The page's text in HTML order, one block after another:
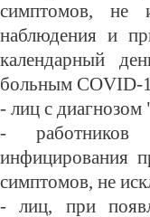
симптомов, не
наблюдения и
календарный
больным COVID-
- лиц с
- работников
инфицирования
симптомов, не
- лиц, при